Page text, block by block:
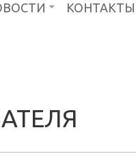
КОНТАКТЫ